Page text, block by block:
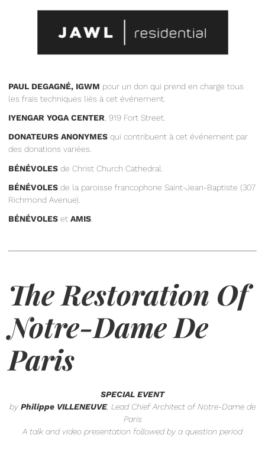
PAUL DEGAGNÉ, IGWM pour un don qui prend en charge tous
les frais techniques liés à cet événement.
IYENGAR YOGA CENTER , 919 Fort Street.
DONATEURS ANONYMES qui contribuent à cet événement par
des donations variées.
BÉNÉVOLES de Christ Church Cathedral.
BÉNÉVOLES de la paroisse francophone Saint-Jean-Baptiste (307
Richmond Avenue).
BÉNÉVOLES et AMIS
The Restoration Of
Notre-Dame De
Paris
SPECIAL EVENT
by Philippe VILLENEUVE, Lead Chief Architect of Notre-Dame de
Paris
A talk and video presentation followed by a question period